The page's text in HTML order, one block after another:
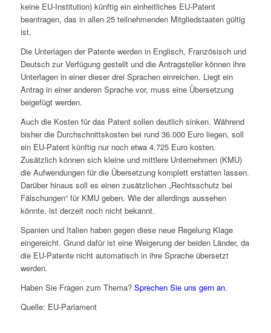
keine EU-Institution) künftig ein einheitliches EU-Patent
beantragen, das in allen 25 teilnehmenden Mitgliedstaaten gültig
ist.
Die Unterlagen der Patente werden in Englisch, Französisch und
Deutsch zur Verfügung gestellt und die Antragsteller können ihre
Unterlagen in einer dieser drei Sprachen einreichen. Liegt ein
Antrag in einer anderen Sprache vor, muss eine Übersetzung
beigefügt werden.
Auch die Kosten für das Patent sollen deutlich sinken. Während
bisher die Durchschnittskosten bei rund 36.000 Euro liegen, soll
ein EU-Patent künftig nur noch etwa 4.725 Euro kosten.
Zusätzlich können sich kleine und mittlere Unternehmen (KMU)
die Aufwendungen für die Übersetzung komplett erstatten lassen.
Darüber hinaus soll es einen zusätzlichen „Rechtsschutz bei
Fälschungen“ für KMU geben. Wie der allerdings aussehen
könnte, ist derzeit noch nicht bekannt.
Spanien und Italien haben gegen diese neue Regelung Klage
eingereicht. Grund dafür ist eine Weigerung der beiden Länder, da
die EU-Patente nicht automatisch in ihre Sprache übersetzt
werden.
Haben Sie Fragen zum Thema? Sprechen Sie uns gern an.
Quelle: EU-Parlament